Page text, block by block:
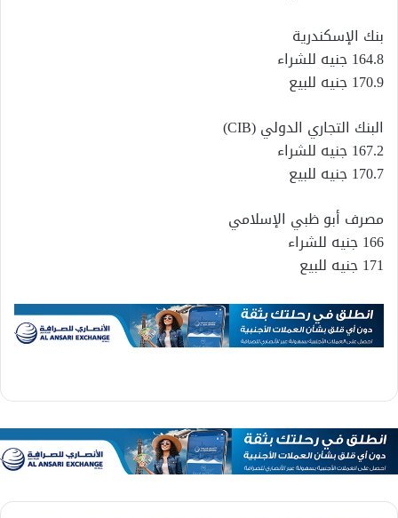
بنك الإسكندرية
164.8 جنيه للشراء
170.9 جنيه للبيع
البنك التجاري الدولي (CIB)
167.2 جنيه للشراء
170.7 جنيه للبيع
مصرف أبو ظبي الإسلامي
166 جنيه للشراء
171 جنيه للبيع